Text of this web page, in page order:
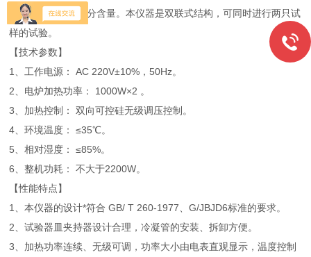
测定润滑脂中的水分含量。本仪器是双联式结构，可同时进行两只试
样的试验。
【技术参数】
1、工作电源： AC 220V±10%，50Hz。
2、电炉加热功率： 1000W×2 。
3、加热控制： 双向可控硅无级调压控制。
4、环境温度： ≤35℃。
5、相对湿度： ≤85%。
6、整机功耗： 不大于2200W。
【性能特点】
1、本仪器的设计*符合 GB/ T 260-1977、G/JBJD6标准的要求。
2、试验器皿夹持器设计合理，冷凝管的安装、拆卸方便。
3、加热功率连续、无级可调，功率大小由电表直观显示，温度控制